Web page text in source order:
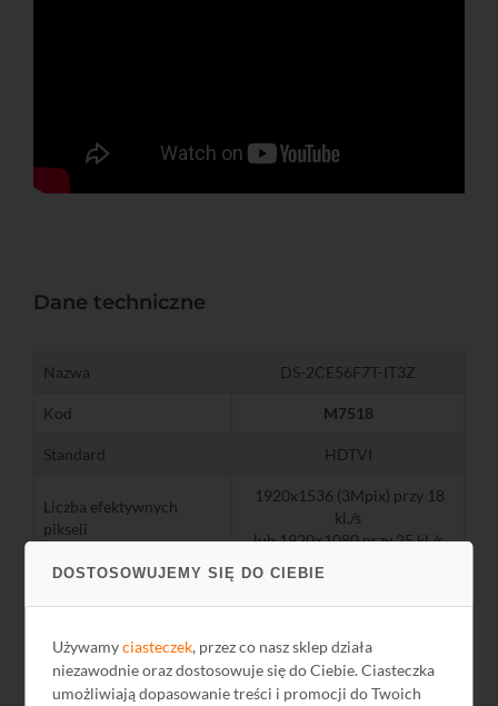
DOSTOSOWUJEMY SIĘ DO CIEBIE
Używamyciasteczek, przez co nasz sklep działa
niezawodnie oraz dostosowuje się do Ciebie. Ciasteczka
umożliwiają dopasowanie treści i promocji do Twoich
Dane techniczne
Nazwa DS-2CE56F7T-IT3Z
Kod M7518
Standard HDTVI
Liczba efektywnych
pikseli
1920x1536 (3Mpix) przy 18
kl./s
lub 1920×1080 przy 25 kl./s
Czułość (lx) przy F1,2, 40
IRE
Elektroniczna migawka Tak
Tak